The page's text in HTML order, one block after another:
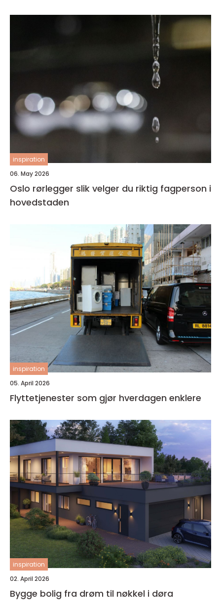
inspiration
06. May 2026
Oslo rørlegger slik velger du riktig fagperson i
hovedstaden
inspiration
05. April 2026
Flyttetjenester som gjør hverdagen enklere
inspiration
02. April 2026
Bygge bolig fra drøm til nøkkel i døra